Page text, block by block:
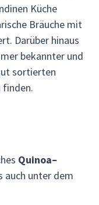
Küche
Bräuche mit
Darüber hinaus
bekannter und
sortierten
finden.
Quinoa–
auch unter dem